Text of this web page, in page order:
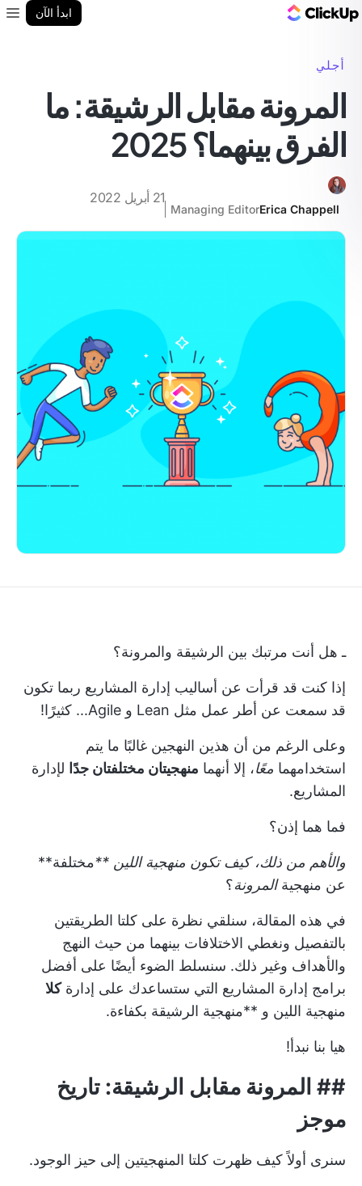
ابدأ الآن
أجلي
المرونة مقابل الرشيقة: ما
الفرق بينهما؟ 2025
Erica Chappell
Managing Editor
21 أبريل 2022
ـ هل أنت مرتبك بين الرشيقة والمرونة؟
إذا كنت قد قرأت عن أساليب إدارة المشاريع ربما تكون
قد سمعت عن أطر عمل مثل Lean و Agile... كثيرًا!
وعلى الرغم من أن هذين النهجين غالبًا ما يتم
استخدامهما معًا، إلا أنهما منهجيتان مختلفتان جدًا لإدارة
المشاريع.
فما هما إذن؟
والأهم من ذلك، كيف تكون منهجية اللين **مختلفة**
عن منهجيةالمرونة؟
في هذه المقالة، سنلقي نظرة على كلتا الطريقتين
بالتفصيل ونغطي الاختلافات بينهما من حيث النهج
والأهداف وغير ذلك. سنسلط الضوء أيضًا على أفضل
برامج إدارة المشاريع التي ستساعدك على إدارةكلا
منهجية اللين و **منهجية الرشيقة بكفاءة.
هيا بنا نبدأ!
## المرونة مقابل الرشيقة: تاريخ
موجز
سنرى أولاً كيف ظهرت كلتا المنهجيتين إلى حيز الوجود.